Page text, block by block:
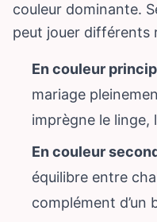
couleur dominante.
peut jouer différents
En couleur
mariage
imprègne le linge,
En couleur
équilibre entre
complément d’un